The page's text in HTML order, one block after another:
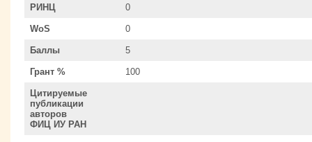
РИНЦ 0
WoS 0
Баллы 5
Грант % 100
Цитируемые
публикации
авторов
ФИЦ ИУ РАН